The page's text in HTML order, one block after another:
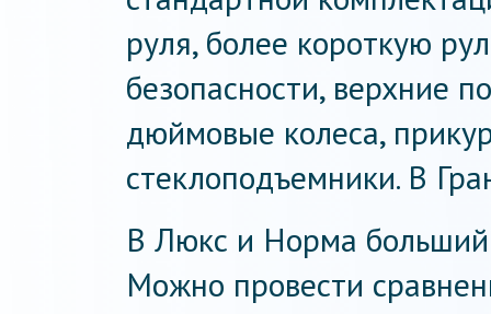
руля, более короткую
безопасности, верхние
дюймовые колеса,
стеклоподъемники. В
В Люкс и Норма больший
Можно провести